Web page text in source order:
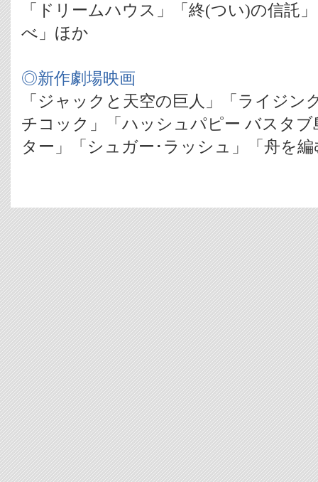
「ドリームハウス」「終(つい)の信託
べ」ほか
◎新作劇場映画
「ジャックと天空の巨人」「ライジン
チコック」「ハッシュパピー バスタ
ター」「シュガー･ラッシュ」「舟を